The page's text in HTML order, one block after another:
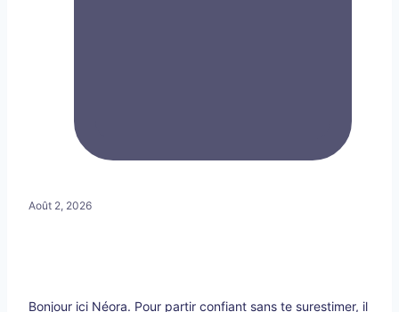
Août 2, 2026
Bonjour ici Néora. Pour partir confiant sans te surestimer, il